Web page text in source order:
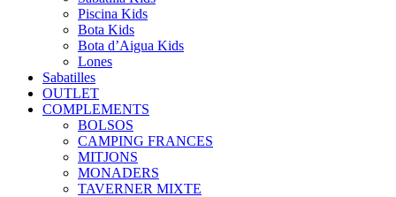
Piscina Kids
Bota Kids
Bota d’Aigua Kids
Lones
Sabatilles
OUTLET
COMPLEMENTS
BOLSOS
CAMPING FRANCES
MITJONS
MONADERS
TAVERNER MIXTE